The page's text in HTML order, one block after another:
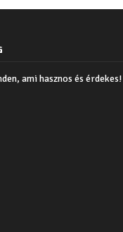
ami hasznos és érdekes!